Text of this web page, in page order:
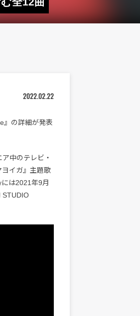
2022.02.22
』の詳細が発表
中のテレビ・
イガ』主題歌
は2021年9月
STUDIO